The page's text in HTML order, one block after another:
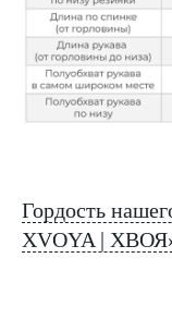
Гордость
XVOYA |